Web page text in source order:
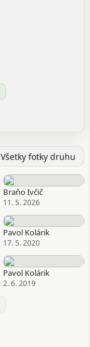
Všetky fotky druhu
Braňo Ivčič
11. 5. 2026
Pavol Kolárik
17. 5. 2020
Pavol Kolárik
2. 6. 2019